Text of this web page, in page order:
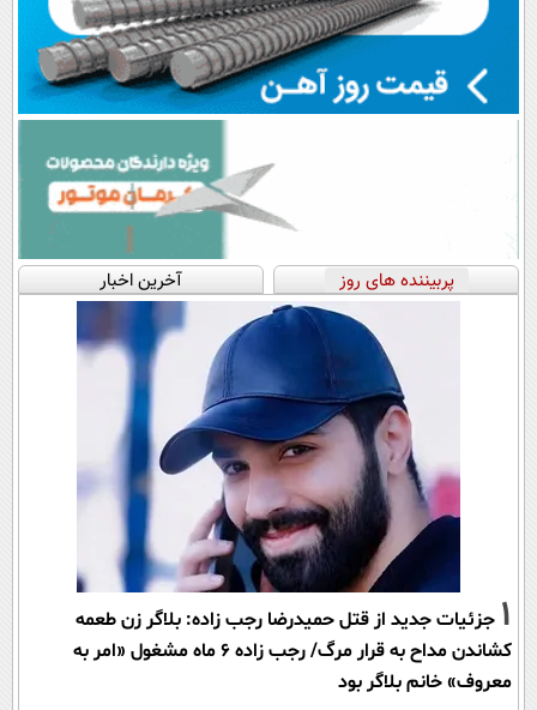
پربیننده های روز آخرین اخبار
1 جزئیات جدید از قتل حمیدرضا رجب زاده: بلاگر زن طعمه
کشاندن مداح به قرار مرگ/ رجب زاده 6 ماه مشغول «امر به
معروف» خانم بلاگر بود